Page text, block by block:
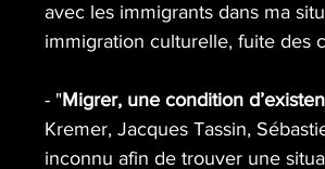
avec les immigrants dans ma
immigration culturelle, fuite des
- "Migrer, une condition
Kremer, Jacques Tassin,
inconnu afin de trouver une